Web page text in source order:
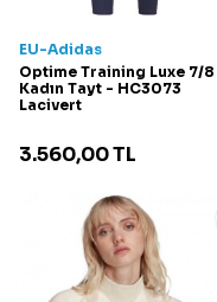
EU-Adidas
Optime Training Luxe 7/8
Kadın Tayt - HC3073
Lacivert
3.560,00TL